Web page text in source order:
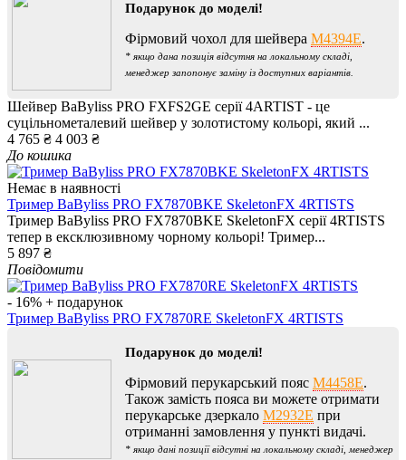
Подарунок до моделі!
Фірмовий чохол для шейвера M4394E.
* якщо дана позиція відсутня на локальному складі,
менеджер запопонує заміну із доступних варіантів.
Шейвер BaByliss PRO FXFS2GE серії 4ARTIST - це
суцільнометалевий шейвер у золотистому кольорі, який ...
4 765 ₴ 4 003 ₴
До кошика
Немає в наявності
Тример BaByliss PRO FX7870BKE SkeletonFX 4RTISTS
Тример BaByliss PRO FX7870BKE SkeletonFX серії 4RTISTS
тепер в ексклюзивному чорному кольорі! Тример...
5 897 ₴
Повідомити
- 16% + подарунок
Тример BaByliss PRO FX7870RE SkeletonFX 4RTISTS
Подарунок до моделі!
Фірмовий перукарський пояс M4458E.
Також замість пояса ви можете отримати
перукарське дзеркало M2932E при
отриманні замовлення у пункті видачі.
* якщо дані позиції відсутні на локальному складі, менеджер